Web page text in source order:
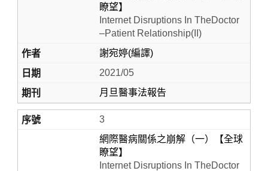
瞭望】
Internet Disruptions In TheDoctor
–Patient Relationship(II)
謝宛婷(編譯)
2021/05
月旦醫事法報告
3
網際醫病關係之崩解（一）【全球
瞭望】
Internet Disruptions In TheDoctor